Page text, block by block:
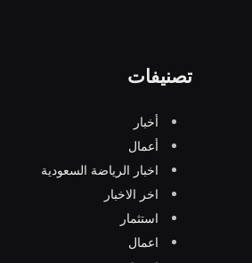
تصنيفات
أخبار
أعمال
اخبار الرياضة السعودية
اخر الاخبار
استثمار
اعمال